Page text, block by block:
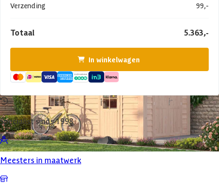
Verzending
99,-
Totaal 5.363,-
In winkelwagen
Specialist sinds 1998
Meesters in maatwerk